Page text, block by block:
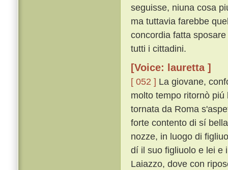
seguisse, niuna cosa
ma tuttavia farebbe
concordia fatta
tutti i cittadini.
[Voice: lauretta ]
[ 052 ] La giovane,
molto tempo ritornò
tornata da Roma
forte contento di sí
nozze, in luogo di
dí il suo figliuolo e lei e
Laiazzo, dove con